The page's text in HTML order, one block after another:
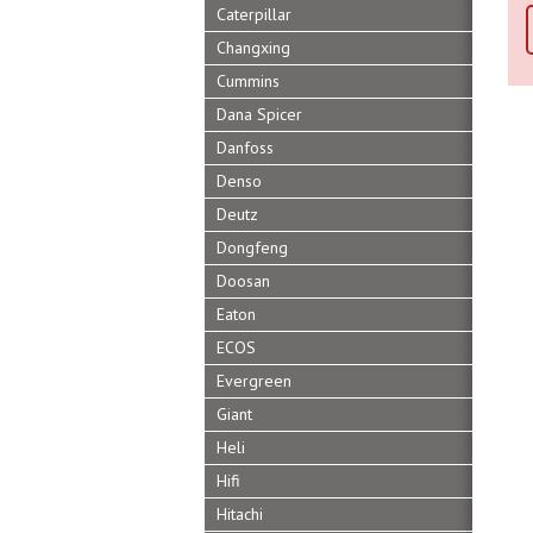
Caterpillar
Changxing
Cummins
Dana Spicer
Danfoss
Denso
Deutz
Dongfeng
Doosan
Eaton
ECOS
Evergreen
Giant
Heli
Hifi
Hitachi